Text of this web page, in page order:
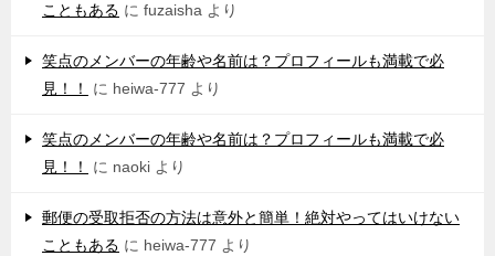
こともある に fuzaisha より
笑点のメンバーの年齢や名前は？プロフィールも満載で必
見！！
に heiwa-777 より
笑点のメンバーの年齢や名前は？プロフィールも満載で必
見！！
に naoki より
郵便の受取拒否の方法は意外と簡単！絶対やってはいけない
こともある に heiwa-777 より